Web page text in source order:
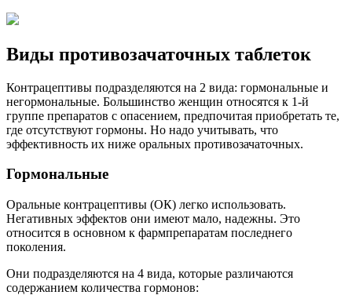
Виды противозачаточных таблеток
Контрацептивы подразделяются на 2 вида: гормональные и
негормональные. Большинство женщин относятся к 1-й
группе препаратов с опасением, предпочитая приобретать те,
где отсутствуют гормоны. Но надо учитывать, что
эффективность их ниже оральных противозачаточных.
Гормональные
Оральные контрацептивы (ОК) легко использовать.
Негативных эффектов они имеют мало, надежны. Это
относится в основном к фармпрепаратам последнего
поколения.
Они подразделяются на 4 вида, которые различаются
содержанием количества гормонов: